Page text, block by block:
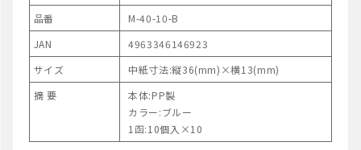
品番
M-40-10-B
JAN
4963346146923
サイズ
中紙寸法:縦36(mm)×横13(mm)
摘 要
本体:PP製
カラー:ブルー
1函:10個入×10